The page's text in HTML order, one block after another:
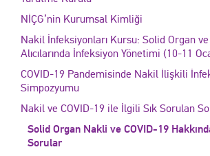
NİÇG’nin Kurumsal Kimliği
Nakil İnfeksiyonları Kursu: Solid Organ
Alıcılarında İnfeksiyon Yönetimi (10-11
COVID-19 Pandemisinde Nakil İlişkili
Simpozyumu
Nakil ve COVID-19 ile İlgili Sık Sorulan
Solid Organ Nakli ve COVID-19
Sorular